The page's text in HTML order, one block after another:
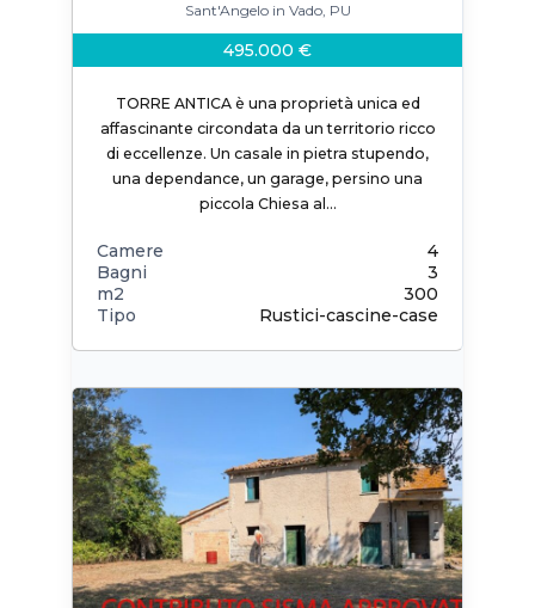
Sant'Angelo in Vado, PU
495.000 €
TORRE ANTICA è una proprietà unica ed
affascinante circondata da un territorio ricco
di eccellenze. Un casale in pietra stupendo,
una dependance, un garage, persino una
piccola Chiesa al…
Camere
4
Bagni
3
m2
300
Tipo
Rustici-cascine-case